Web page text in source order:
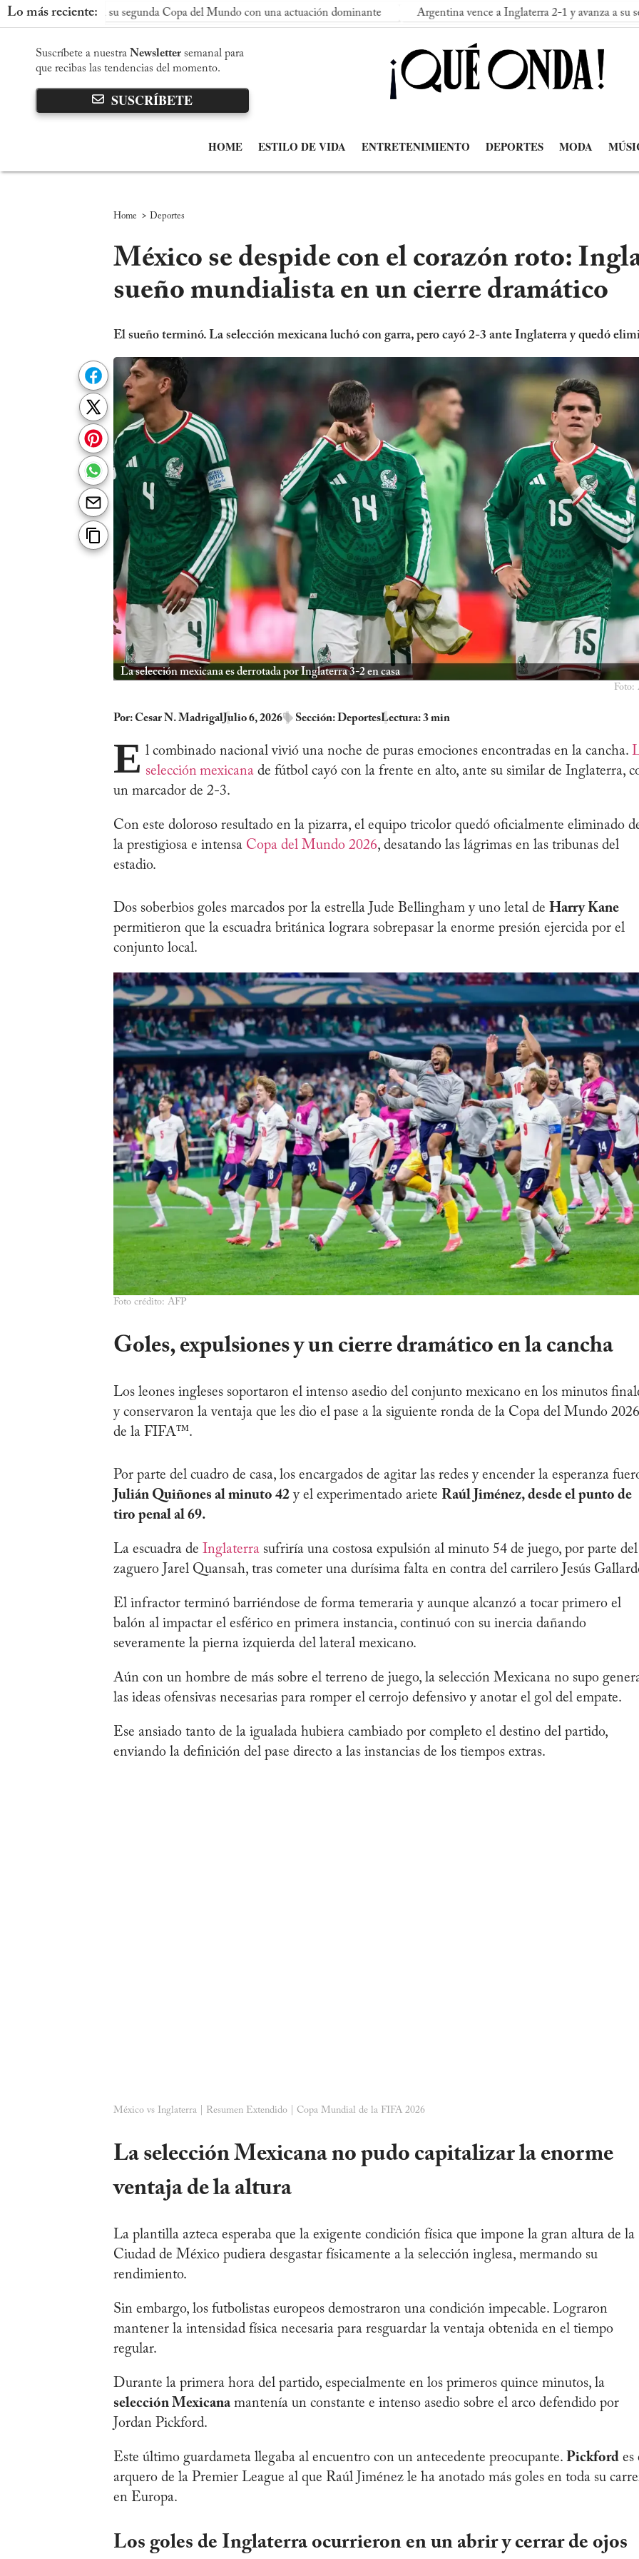
Lo más reciente:
su segunda Copa del Mundo con una actuación dominante Argentina vence a Inglaterra 2-1 y avanza a su segunda
Suscríbete a nuestra Newsletter semanal para
que recibas las tendencias del momento.
SUSCRÍBETE
HOME ESTILO DE VIDA ENTRETENIMIENTO DEPORTES MODA
Home > Deportes
México se despide con el corazón roto:
sueño mundialista en un cierre dramático
El sueño terminó. La selección mexicana luchó con garra, pero cayó 2-3 ante Inglaterra y quedó
La selección mexicana es derrotada por Inglaterra 3-2 en casa
Foto:
Por:Cesar N. Madrigal Julio 6, 2026 Sección:DeportesLectura: 3 min
E l combinado nacional vivió una noche de puras emociones encontradas en la cancha.
selección mexicana de fútbol cayó con la frente en alto, ante su similar de Inglaterra,
un marcador de 2-3.
Con este doloroso resultado en la pizarra, el equipo tricolor quedó oficialmente eliminado
la prestigiosa e intensa Copa del Mundo 2026, desatando las lágrimas en las tribunas del
estadio.
Dos soberbios goles marcados por la estrella Jude Bellingham y uno letal de Harry Kane
permitieron que la escuadra británica lograra sobrepasar la enorme presión ejercida por el
conjunto local.
Foto crédito: AFP
Goles, expulsiones y un cierre dramático en la cancha
Los leones ingleses soportaron el intenso asedio del conjunto mexicano en los minutos
y conservaron la ventaja que les dio el pase a la siguiente ronda de la Copa del Mundo 2026
de la FIFA™.
Por parte del cuadro de casa, los encargados de agitar las redes y encender la esperanza
Julián Quiñones al minuto 42 y el experimentado ariete Raúl Jiménez, desde el punto de
tiro penal al 69.
La escuadra de Inglaterra sufriría una costosa expulsión al minuto 54 de juego, por parte del
zaguero Jarel Quansah, tras cometer una durísima falta en contra del carrilero Jesús
El infractor terminó barriéndose de forma temeraria y aunque alcanzó a tocar primero el
balón al impactar el esférico en primera instancia, continuó con su inercia dañando
severamente la pierna izquierda del lateral mexicano.
Aún con un hombre de más sobre el terreno de juego, la selección Mexicana no supo
las ideas ofensivas necesarias para romper el cerrojo defensivo y anotar el gol del empate.
Ese ansiado tanto de la igualada hubiera cambiado por completo el destino del partido,
enviando la definición del pase directo a las instancias de los tiempos extras.
México vs Inglaterra | Resumen Extendido | Copa Mundial de la FIFA 2026
La selección Mexicana no pudo capitalizar la enorme
ventaja de la altura
La plantilla azteca esperaba que la exigente condición física que impone la gran altura de la
Ciudad de México pudiera desgastar físicamente a la selección inglesa, mermando su
rendimiento.
Sin embargo, los futbolistas europeos demostraron una condición impecable. Lograron
mantener la intensidad física necesaria para resguardar la ventaja obtenida en el tiempo
regular.
Durante la primera hora del partido, especialmente en los primeros quince minutos, la
selección Mexicanamantenía un constante e intenso asedio sobre el arco defendido por
Jordan Pickford.
Este último guardameta llegaba al encuentro con un antecedente preocupante. Pickford es
arquero de la Premier League al que Raúl Jiménez le ha anotado más goles en toda su
en Europa.
Los goles de Inglaterra ocurrieron en un abrir y cerrar de ojos